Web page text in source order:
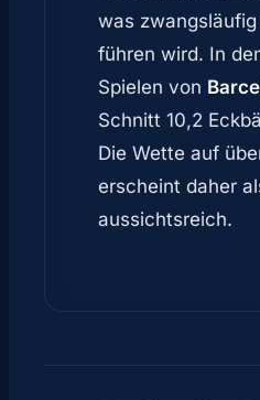
was
führen wird. In
Spielen von
Schnitt 10,2
Die Wette auf
erscheint daher
aussichtsreich.